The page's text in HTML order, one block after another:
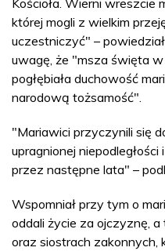
Kościoła. Wierni wreszcie
której mogli z wielkim
uczestniczyć" –
uwagę, że "msza święta
pogłębiała duchowość
narodową tożsamość".
"Mariawici przyczynili się
upragnionej
przez następne lata" –
Wspomniał przy tym o
oddali życie za ojczyznę,
oraz siostrach zakonnych,